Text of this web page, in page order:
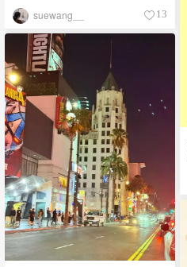
suewang__ 13